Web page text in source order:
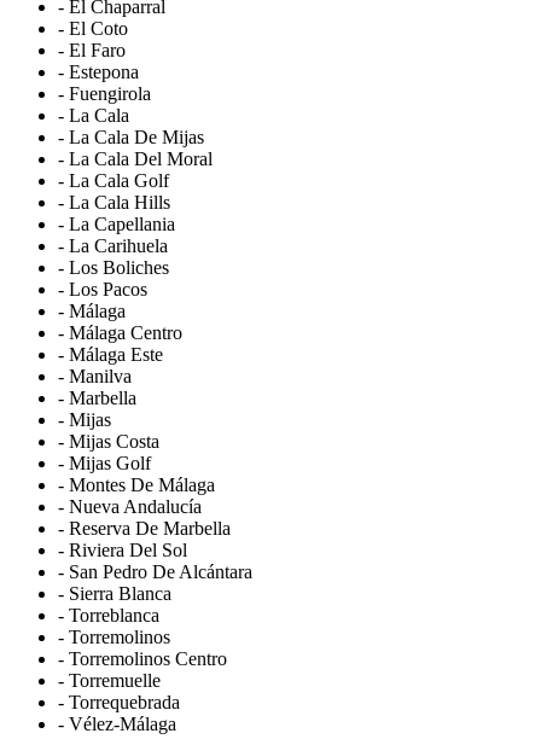
- El Chaparral
- El Coto
- El Faro
- Estepona
- Fuengirola
- La Cala
- La Cala De Mijas
- La Cala Del Moral
- La Cala Golf
- La Cala Hills
- La Capellania
- La Carihuela
- Los Boliches
- Los Pacos
- Málaga
- Málaga Centro
- Málaga Este
- Manilva
- Marbella
- Mijas
- Mijas Costa
- Mijas Golf
- Montes De Málaga
- Nueva Andalucía
- Reserva De Marbella
- Riviera Del Sol
- San Pedro De Alcántara
- Sierra Blanca
- Torreblanca
- Torremolinos
- Torremolinos Centro
- Torremuelle
- Torrequebrada
- Vélez-Málaga